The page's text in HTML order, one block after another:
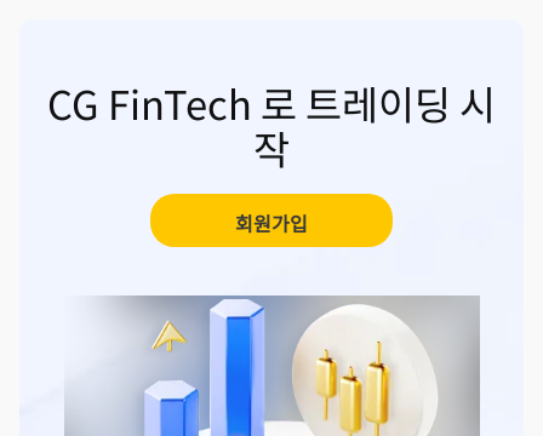
CG FinTech 로 트레이딩 시
작
회원가입